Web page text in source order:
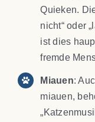
Quieken.
nicht“ oder
ist dies
fremde
Miauen:
miauen,